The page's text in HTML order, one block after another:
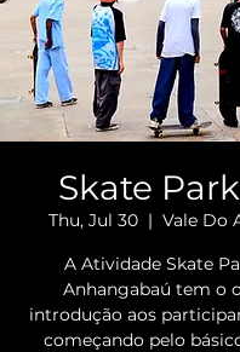
Skate
Thu, Jul 30
  |
Vale Do
A Atividade Skate
Anhangabaú tem o
introdução aos
começando pelo